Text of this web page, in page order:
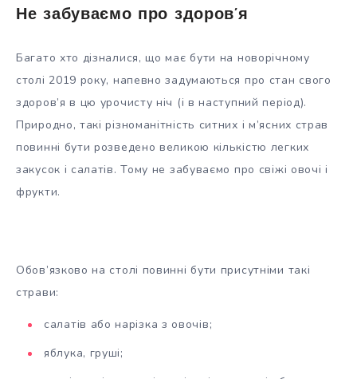
Не забуваємо про здоров’я
Багато хто дізналися, що має бути на новорічному
столі 2019 року, напевно задумаються про стан свого
здоров’я в цю урочисту ніч (і в наступний період).
Природно, такі різноманітність ситних і м’ясних страв
повинні бути розведено великою кількістю легких
закусок і салатів. Тому не забуваємо про свіжі овочі і
фрукти.
Обов’язково на столі повинні бути присутніми такі
страви:
салатів або нарізка з овочів;
яблука, груші;